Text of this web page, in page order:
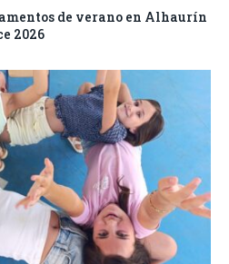
de verano en Alhaurín
2026